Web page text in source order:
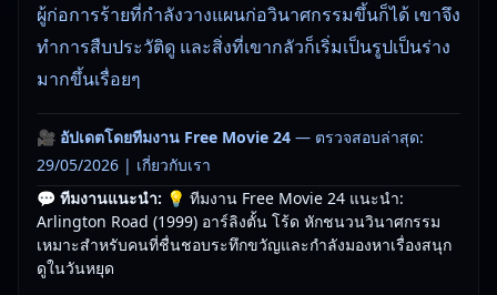
ผู้ก่อการร้ายที่กำลังวางแผนก่อวินาศกรรมขึ้นก็ได้ เขาจึง
ทำการสืบประวัติดู และสิ่งที่เขากลัวก็เริ่มเป็นรูปเป็นร่าง
มากขึ้นเรื่อยๆ
🎥 อัปเดตโดยทีมงาน Free Movie 24 — ตรวจสอบล่าสุด:
29/05/2026 | เกี่ยวกับเรา
💬 ทีมงานแนะนำ: 💡 ทีมงาน Free Movie 24 แนะนำ:
Arlington Road (1999) อาร์ลิงตั้น โร้ด หักชนวนวินาศกรรม
เหมาะสำหรับคนที่ชื่นชอบระทึกขวัญและกำลังมองหาเรื่องสนุก
ดูในวันหยุด